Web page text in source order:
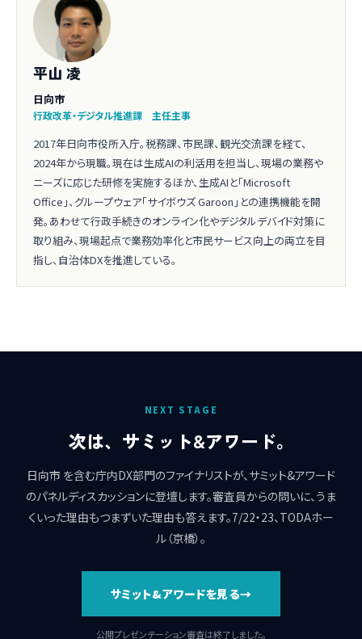
平山 凌
日向市
行政改革・デジタル推進課 主任主事
2017年日向市役所入庁。税務課、市民課、観光交流課を経て、
2024年から現職。現在は生成AIの利活用を担当し、現場の業務や
ニーズに応じた研修を実施するほか、生成AIと「Microsoft
Office」、グループウェア「サイボウズ Garoon」との連携機能を開
発。あわせて行政手続きのオンライン化やデジタルデバイド対策に
取り組み、現場起点で業務効率化と市民サービス向上の両立を目
指し、自治体DXを推進している。
NEXT STAGE
次は、サミット&アワード。
日向市 を含む庁内DX部門のファイナリストが、サミット&アワード
のパネルディスカッションに登壇します。審査員からの問いに、うま
くいった理由もつまずいた理由も答えます。7/22・23、TODAホー
ル（京橋）。
サミット&アワードを見る
公開プレゼンテーション審査は終了しました。